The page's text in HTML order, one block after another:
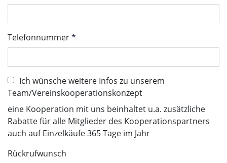
Telefonnummer
Ich wünsche weitere Infos zu unserem
Team/Vereinskooperationskonzept
eine Kooperation mit uns beinhaltet u.a. zusätzliche
Rabatte für alle Mitglieder des Kooperationspartners
auch auf Einzelkäufe 365 Tage im Jahr
Rückrufwunsch